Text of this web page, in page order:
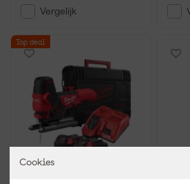
Cookies
Vergelijk
Top deal